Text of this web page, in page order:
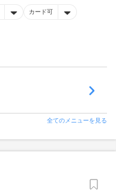
カード可
全てのメニューを見る